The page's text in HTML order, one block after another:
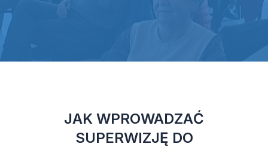
JAK WPROWADZAĆ
SUPERWIZJĘ DO